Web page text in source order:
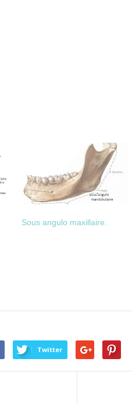
Sous angulo maxillaire.
Twitter